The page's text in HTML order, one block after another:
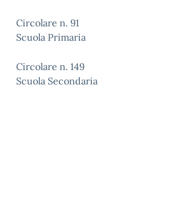
Circolare n. 91
Scuola Primaria
Circolare n. 149
Scuola Secondaria